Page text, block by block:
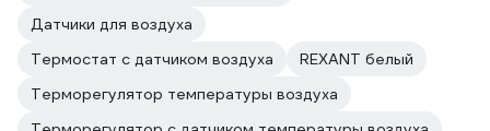
Датчики для воздуха
Термостат с датчиком воздуха
REXANT белый
Терморегулятор температуры воздуха